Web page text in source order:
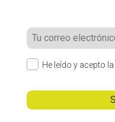
He leído y acepto la